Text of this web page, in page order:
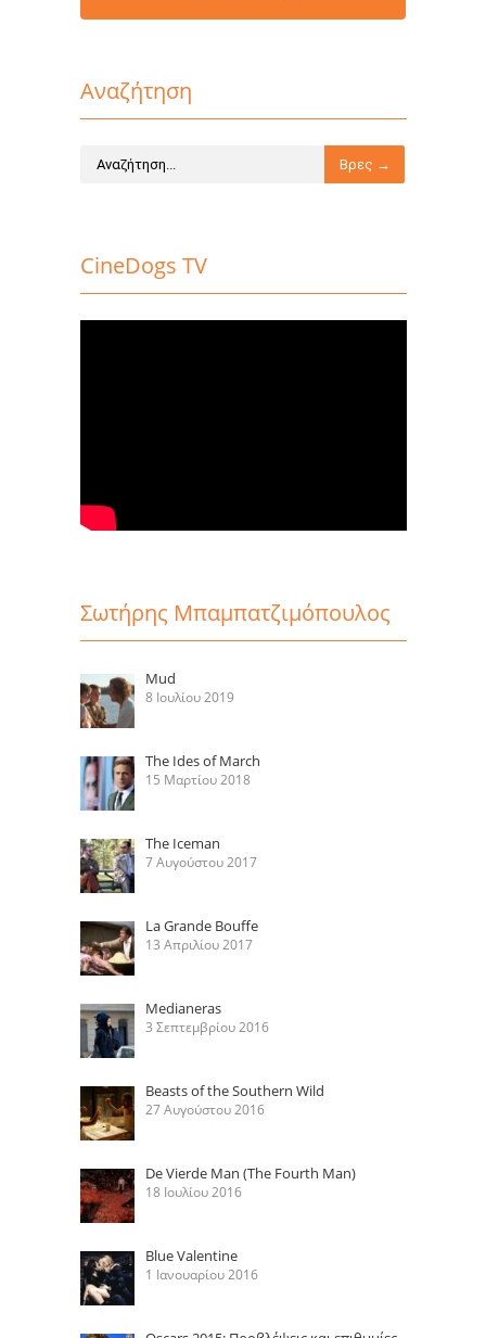
Αναζήτηση
CineDogs TV
Σωτήρης Μπαμπατζιμόπουλος
Mud
8 Ιουλίου 2019
The Ides of March
15 Μαρτίου 2018
The Iceman
7 Αυγούστου 2017
La Grande Bouffe
13 Απριλίου 2017
Medianeras
3 Σεπτεμβρίου 2016
Beasts of the Southern Wild
27 Αυγούστου 2016
De Vierde Man (The Fourth Man)
18 Ιουλίου 2016
Blue Valentine
1 Ιανουαρίου 2016